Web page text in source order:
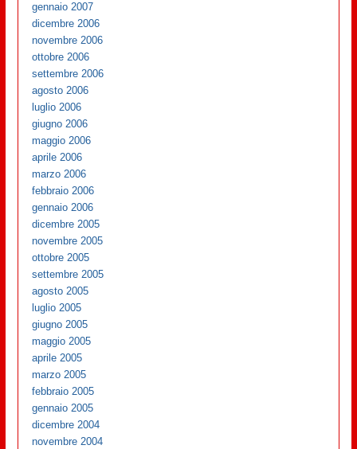
gennaio 2007
dicembre 2006
novembre 2006
ottobre 2006
settembre 2006
agosto 2006
luglio 2006
giugno 2006
maggio 2006
aprile 2006
marzo 2006
febbraio 2006
gennaio 2006
dicembre 2005
novembre 2005
ottobre 2005
settembre 2005
agosto 2005
luglio 2005
giugno 2005
maggio 2005
aprile 2005
marzo 2005
febbraio 2005
gennaio 2005
dicembre 2004
novembre 2004